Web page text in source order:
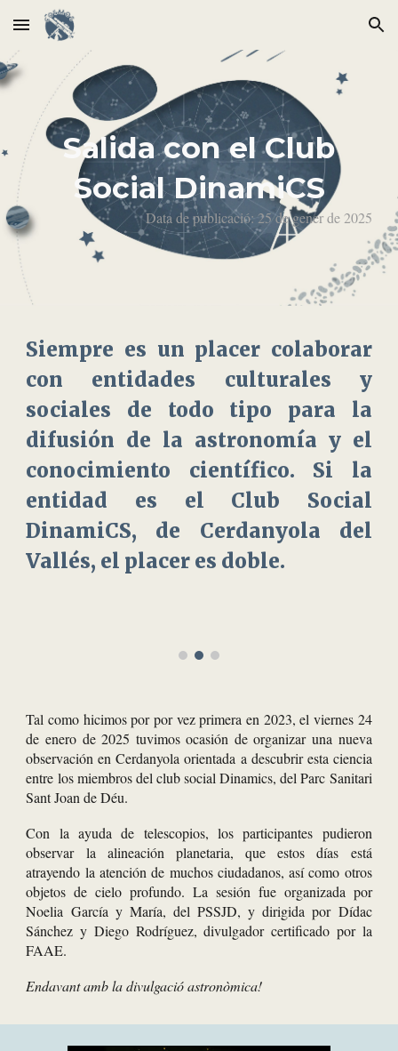
Skip to main content Skip to navigation
Salida con el Club
SocialDinamiCS
Data de publicació: 25de generde 2025
Siempre es un placer colaborar
con entidades culturales y
sociales de todo tipo para la
difusión de la astronomía y el
conocimiento científico. Si la
entidad es el Club Social
DinamiCS, de Cerdanyola del
Vallés, el placer es doble.
Tal como hicimos por por vez primera en 2023, el viernes 24
de enero de 2025 tuvimos ocasión de organizar una nueva
observación en Cerdanyola orientada a descubrir esta ciencia
entre los miembros del club social Dinamics, del Parc Sanitari
Sant Joan de Déu.
Con la ayuda de telescopios, los participantes pudieron
observar la alineación planetaria, que estos días está
atrayendo la atención de muchos ciudadanos, así como otros
objetos de cielo profundo. La sesión fue organizada por
Noelia García y María, delPSSJD, y dirigida por Dídac
Sánchez y Diego Rodríguez, divulgador certificado por la
FAAE.
Endavant amb la divulgació astronòmica!